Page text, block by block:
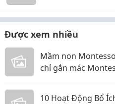
Được xem nhiều
Mầm non
chỉ gắn mác
10 Hoạt Động Bổ